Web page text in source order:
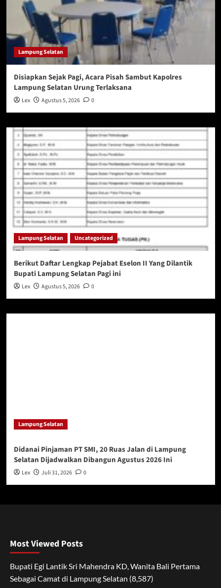
Lampung Selatan
Disiapkan Sejak Pagi, Acara Pisah Sambut Kapolres
Lampung Selatan Urung Terlaksana
Lex Agustus 5, 2026 0
Lampung Selatan Uncategorized
Berikut Daftar Lengkap Pejabat Eselon II Yang Dilantik
Bupati Lampung Selatan Pagi ini
Lex Agustus 5, 2026 0
Lampung Selatan
Didanai Pinjaman PT SMI, 20 Ruas Jalan di Lampung
Selatan Dijadwalkan Dibangun Agustus 2026 Ini
Lex Juli 31, 2026 0
Most Viewed Posts
Bupati Egi Lantik Sri Mahendra KD, Wanita Bali Pertama
Sebagai Camat di Lampung Selatan (8,587)